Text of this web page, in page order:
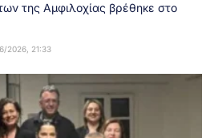
της Αμφιλοχίας βρέθηκε στο
2026, 21:33